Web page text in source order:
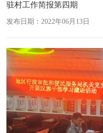
驻村工作简报第四期
发布日期：2022年06月13日